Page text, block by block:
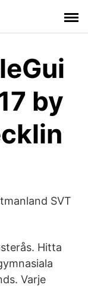
by
SVT
Hitta
Varje